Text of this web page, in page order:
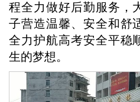
程全力做好后勤服务，
子营造温馨、安全和舒
全力护航高考安全平稳
生的梦想。